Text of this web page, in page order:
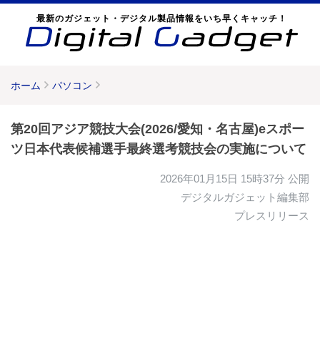
最新のガジェット・デジタル製品情報をいち早くキャッチ！
ホーム パソコン
第20回アジア競技大会(2026/愛知・名古屋)eスポー
ツ日本代表候補選手最終選考競技会の実施について
2026年01月15日 15時37分 公開
デジタルガジェット編集部
プレスリリース